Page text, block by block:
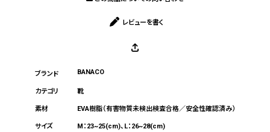
レビューを書く
BANACO
靴
EVA樹脂（有害物質未検出検査合格／安全性確認済み）
M：23~25(cm)、L：26~28(cm)